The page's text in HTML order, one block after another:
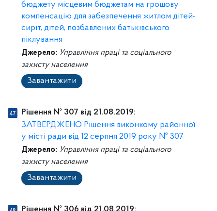
бюджету місцевим бюджетам на грошову
компенсацію для забезпечення житлом дітей-
сиріт, дітей, позбавлених батьківського
піклування
Джерело: Управління праці та соціального
захисту населення
Завантажити
Рішення № 307 від 21.08.2019:
ЗАТВЕРДЖЕНО Рішення виконкому районної
у місті ради від 12 серпня 2019 року № 307
Джерело: Управління праці та соціального
захисту населення
Завантажити